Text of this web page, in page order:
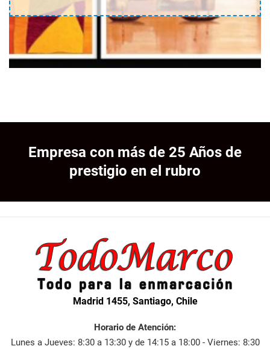
Empresa con más de 25 Años de
prestigio en el rubro
Madrid 1455, Santiago, Chile
Horario de Atención:
Lunes a Jueves: 8:30 a 13:30 y de 14:15 a 18:00 - Viernes: 8:30